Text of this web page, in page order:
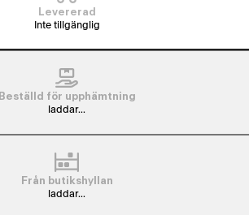
Levererad
Inte tillgänglig
Beställd för upphämtning
laddar...
Från butikshyllan
laddar...